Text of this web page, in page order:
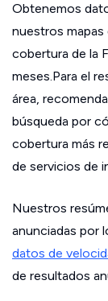
Obtenemos
nuestros
cobertura de la
meses.Para el
área,
búsqueda por
cobertura más
de servicios de
Nuestros
anunciadas por
datos de
de resultados